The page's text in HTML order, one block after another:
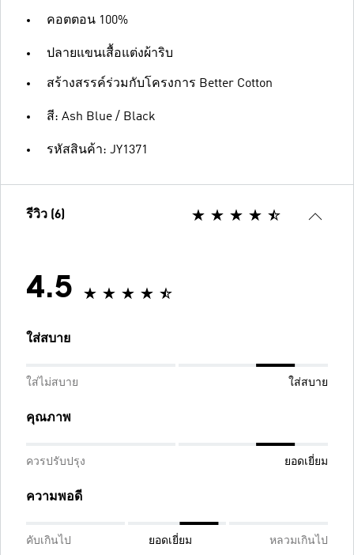
คอตตอน 100%
ปลายแขนเสื้อแต่งผ้าริบ
สร้างสรรค์ร่วมกับโครงการ Better Cotton
สี: Ash Blue / Black
รหัสสินค้า: JY1371
รีวิว (6)
4.5
ใส่สบาย
ใส่ไม่สบาย ใส่สบาย
คุณภาพ
ควรปรับปรุง ยอดเยี่ยม
ความพอดี
คับเกินไป ยอดเยี่ยม หลวมเกินไป